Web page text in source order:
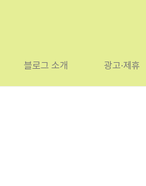
블로그 소개 광고·제휴